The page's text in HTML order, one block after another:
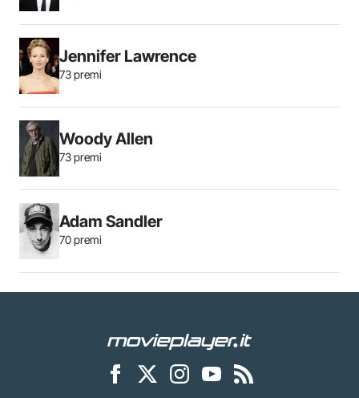
Jennifer Lawrence
73 premi
Woody Allen
73 premi
Adam Sandler
70 premi